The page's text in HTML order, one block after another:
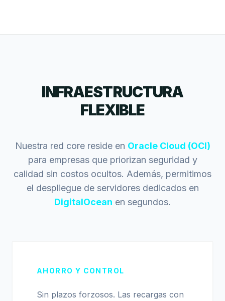
INFRAESTRUCTURA
FLEXIBLE
Nuestra red core reside en Oracle Cloud (OCI)
para empresas que priorizan seguridad y
calidad sin costos ocultos. Además, permitimos
el despliegue de servidores dedicados en
DigitalOcean en segundos.
AHORRO Y CONTROL
Sin plazos forzosos. Las recargas con